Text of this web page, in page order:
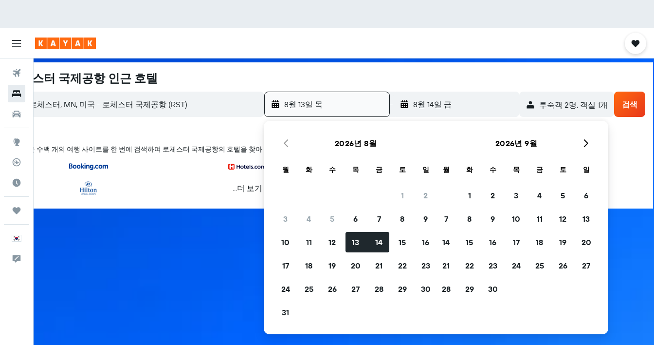
항공권
항공편 추적기
여행 가기 좋은 달
마이트립
로체스터 국제공항 인근 호텔
8월 13일 목 - 8월 14일 금 ​투숙객 2​명, ​객실 1개 검색
KAYAK은 수백 개의 여행 사이트를 한 번에 검색하여 로체스터 국제공항의 호텔을 찾아 드립니다
...더 보기
2026년 8월
월 화 수 목 금 토 일
1 2
3 4 5 6 7 8 9
10 11 12 13 14 15 16
17 18 19 20 21 22 23
24 25 26 27 28 29 30
31
2026년 9월
월 화 수 목 금 토 일
1 2 3 4 5 6
7 8 9 10 11 12 13
14 15 16 17 18 19 20
21 22 23 24 25 26 27
28 29 30